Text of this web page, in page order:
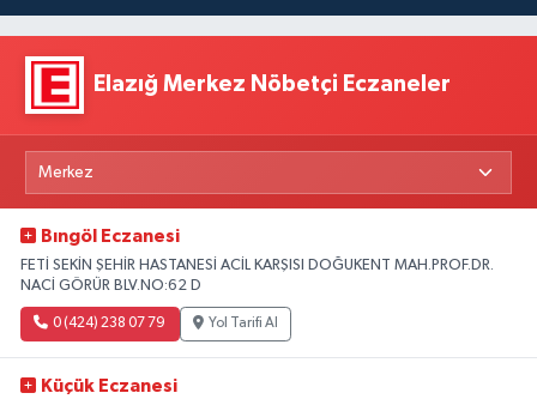
Elazığ Merkez Nöbetçi Eczaneler
Bıngöl Eczanesi
FETİ SEKİN ŞEHİR HASTANESİ ACİL KARŞISI DOĞUKENT MAH.PROF.DR.
NACİ GÖRÜR BLV.NO:62 D
0 (424) 238 07 79 Yol Tarifi Al
Küçük Eczanesi